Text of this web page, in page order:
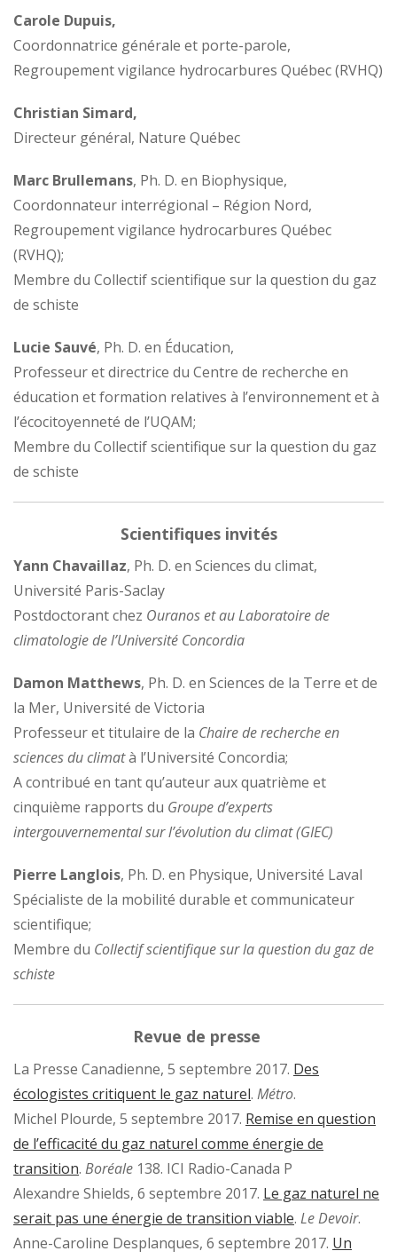
Carole Dupuis,
Coordonnatrice générale et porte-parole,
Regroupement vigilance hydrocarbures Québec (RVHQ)
Christian Simard,
Directeur général, Nature Québec
Marc Brullemans, Ph. D. en Biophysique,
Coordonnateur interrégional – Région Nord,
Regroupement vigilance hydrocarbures Québec
(RVHQ);
Membre du Collectif scientifique sur la question du gaz
de schiste
Lucie Sauvé, Ph. D. en Éducation,
Professeur et directrice du Centre de recherche en
éducation et formation relatives à l’environnement et à
l’écocitoyenneté de l’UQAM;
Membre du Collectif scientifique sur la question du gaz
de schiste
Scientifiques invités
Yann Chavaillaz, Ph. D. en Sciences du climat,
Université Paris-Saclay
Postdoctorant chez Ouranos et au Laboratoire de
climatologie de l’Université Concordia
Damon Matthews, Ph. D. en Sciences de la Terre et de
la Mer, Université de Victoria
Professeur et titulaire de la Chaire de recherche en
sciences du climatà l’Université Concordia;
A contribué en tant qu’auteur aux quatrième et
cinquième rapports du Groupe d’experts
intergouvernemental sur l’évolution du climat (GIEC)
Pierre Langlois, Ph. D. en Physique, Université Laval
Spécialiste de la mobilité durable et communicateur
scientifique;
Membre du Collectif scientifique sur la question du gaz de
schiste
Revue de presse
La Presse Canadienne, 5 septembre 2017. Des
écologistes critiquent le gaz naturel. Métro.
Michel Plourde, 5 septembre 2017. Remise en question
de l’efficacité du gaz naturel comme énergie de
transition. Boréale 138. ICI Radio-Canada P
Alexandre Shields, 6 septembre 2017. Le gaz naturel ne
serait pas une énergie de transition viable. Le Devoir.
Anne-Caroline Desplanques, 6 septembre 2017. Un